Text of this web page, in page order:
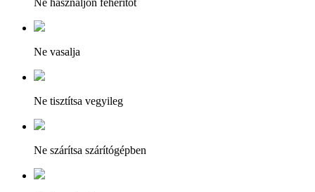
Ne vasalja
Ne tisztítsa vegyileg
Ne szárítsa szárítógépben